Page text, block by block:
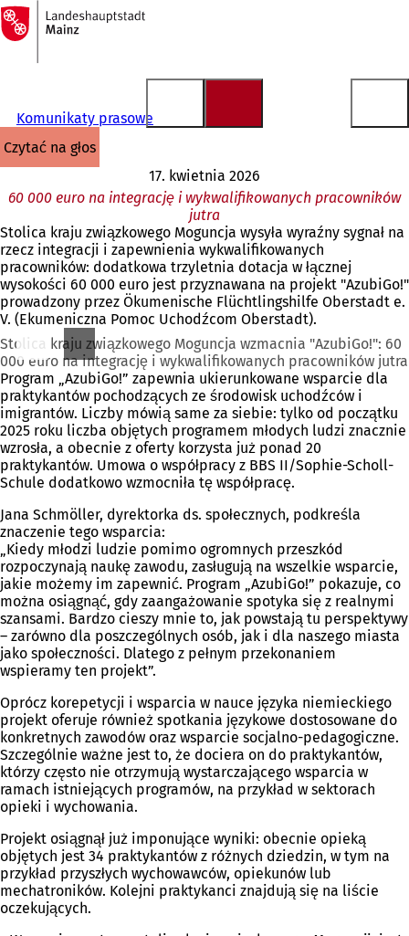
Przejdź do treści
Do
strony
głównej
Komunikaty prasowe
czytać na głos
17. kwietnia 2026
60 000 euro na integrację i wykwalifikowanych pracowników
jutra
Stolica kraju związkowego Moguncja wysyła wyraźny sygnał na
rzecz integracji i zapewnienia wykwalifikowanych
pracowników: dodatkowa trzyletnia dotacja w łącznej
wysokości 60 000 euro jest przyznawana na projekt "AzubiGo!"
prowadzony przez Ökumenische Flüchtlingshilfe Oberstadt e.
V. (Ekumeniczna Pomoc Uchodźcom Oberstadt).
Stolica kraju związkowego Moguncja wzmacnia "AzubiGo!": 60
000 euro na integrację i wykwalifikowanych pracowników jutra
Program „AzubiGo!” zapewnia ukierunkowane wsparcie dla
praktykantów pochodzących ze środowisk uchodźców i
imigrantów. Liczby mówią same za siebie: tylko od początku
2025 roku liczba objętych programem młodych ludzi znacznie
wzrosła, a obecnie z oferty korzysta już ponad 20
praktykantów. Umowa o współpracy z BBS II/Sophie-Scholl-
Schule dodatkowo wzmocniła tę współpracę.
Jana Schmöller, dyrektorka ds. społecznych, podkreśla
znaczenie tego wsparcia:
„Kiedy młodzi ludzie pomimo ogromnych przeszkód
rozpoczynają naukę zawodu, zasługują na wszelkie wsparcie,
jakie możemy im zapewnić. Program „AzubiGo!” pokazuje, co
można osiągnąć, gdy zaangażowanie spotyka się z realnymi
szansami. Bardzo cieszy mnie to, jak powstają tu perspektywy
– zarówno dla poszczególnych osób, jak i dla naszego miasta
jako społeczności. Dlatego z pełnym przekonaniem
wspieramy ten projekt”.
Oprócz korepetycji i wsparcia w nauce języka niemieckiego
projekt oferuje również spotkania językowe dostosowane do
konkretnych zawodów oraz wsparcie socjalno-pedagogiczne.
Szczególnie ważne jest to, że dociera on do praktykantów,
którzy często nie otrzymują wystarczającego wsparcia w
ramach istniejących programów, na przykład w sektorach
opieki i wychowania.
Projekt osiągnął już imponujące wyniki: obecnie opieką
objętych jest 34 praktykantów z różnych dziedzin, w tym na
przykład przyszłych wychowawców, opiekunów lub
mechatroników. Kolejni praktykanci znajdują się na liście
oczekujących.